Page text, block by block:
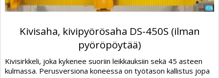
Kivisaha, kivipyörösaha DS-450S (ilman
pyöröpöytää)
Kivisirkkeli, joka kykenee suoriin leikkauksiin sekä 45 asteen
kulmassa. Perusversiona koneessa on työtason kallistus jopa